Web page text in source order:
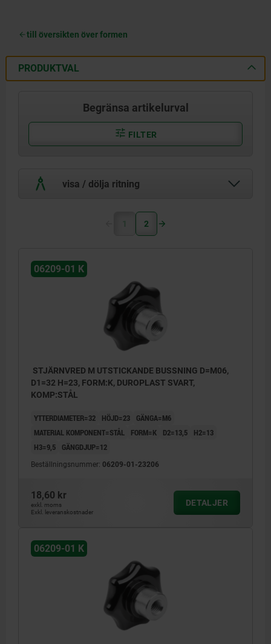
till översikten över formen
PRODUKTVAL
Begränsa artikelurval
FILTER
visa / dölja ritning
1 2
06209-01 K
STJÄRNVRED M UTSTICKANDE BUSSNING D=M06,
D1=32 H=23, FORM:K, DUROPLAST SVART,
KOMP:STÅL
YTTERDIAMETER=32 HÖJD=23
GÄNGA=M6
MATERIAL KOMPONENT=STÅL
FORM=K D2=13,5
H2=13
H3=9,5
GÄNGDJUP=12
Beställningsnummer: 06209-01-23206
18,60 kr
exkl. moms
Exkl. leveranskostnader
DETALJER
06209-01 K